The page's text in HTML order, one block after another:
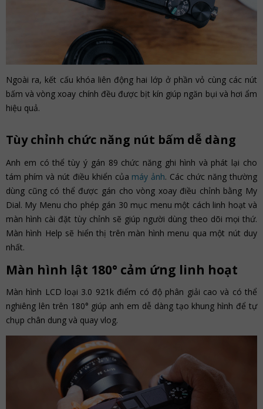
Ngoài ra, kết cấu khóa liên động hai lớp ở phần vỏ cùng các nút
bấm và vòng xoay chính đều được bịt kín giúp ngăn bụi và hơi ẩm
hiệu quả.
Tùy chỉnh chức năng nút bấm dễ dàng
Anh em có thể tùy ý gán 89 chức năng ghi hình và phát lại cho
tám phím và nút điều khiển của máy ảnh. Các chức năng thường
dùng cũng có thể được gán cho vòng xoay điều chỉnh bằng My
Dial. My Menu cho phép gán 30 mục menu một cách linh hoạt và
màn hình cài đặt tùy chỉnh sẽ giúp người dùng theo dõi mọi thứ.
Màn hình Help sẽ hiển thị trên màn hình menu qua một nút duy
nhất.
Màn hình lật 180° cảm ứng linh hoạt
Màn hình LCD loại 3.0 921k điểm có độ phân giải cao và có thể
nghiêng lên trên 180° giúp anh em dễ dàng tạo khung hình để tự
chụp chân dung và quay vlog.